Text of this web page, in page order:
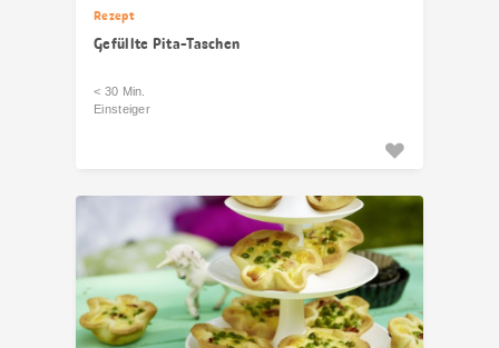
Rezept
Gefüllte Pita-Taschen
< 30 Min.
Einsteiger